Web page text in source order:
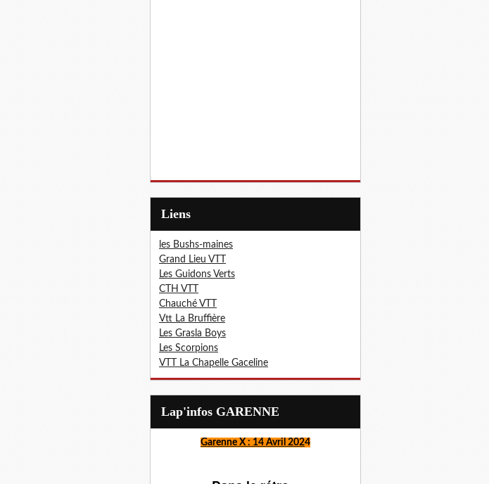
Liens
les Bushs-maines
Grand Lieu VTT
Les Guidons Verts
CTH VTT
Chauché VTT
Vtt La Bruffière
Les Grasla Boys
Les Scorpions
VTT La Chapelle Gaceline
Lap'infos GARENNE
Garenne X : 14 Avril 2024